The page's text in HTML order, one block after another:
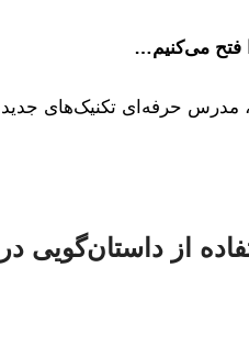
فتح می‌کنیم…
حرفه‌ای تکنیک‌های جدید
از داستان‌گویی